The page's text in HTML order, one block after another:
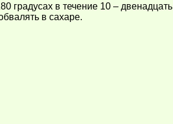
в течение 10 –
в сахаре.